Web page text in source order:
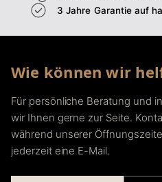
3 Jahre Garantie auf
Wie können wir
Für persönliche Beratung und
wir Ihnen gerne zur Seite.
während unserer
jederzeit eine E-Mail.